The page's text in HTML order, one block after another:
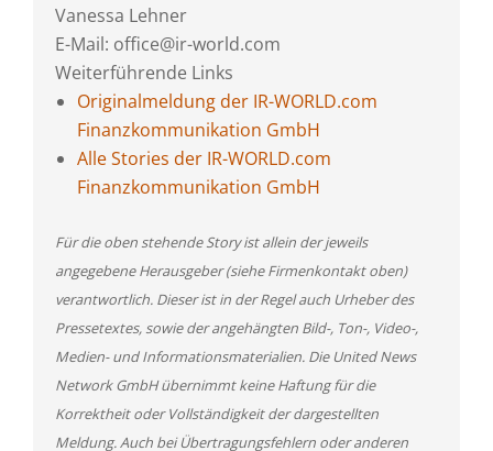
Vanessa Lehner
E-Mail: office@ir-world.com
Weiterführende Links
Originalmeldung der IR-WORLD.com
Finanzkommunikation GmbH
Alle Stories der IR-WORLD.com
Finanzkommunikation GmbH
Für die oben stehende Story ist allein der jeweils
angegebene Herausgeber (siehe Firmenkontakt oben)
verantwortlich. Dieser ist in der Regel auch Urheber des
Pressetextes, sowie der angehängten Bild-, Ton-, Video-,
Medien- und Informationsmaterialien. Die United News
Network GmbH übernimmt keine Haftung für die
Korrektheit oder Vollständigkeit der dargestellten
Meldung. Auch bei Übertragungsfehlern oder anderen